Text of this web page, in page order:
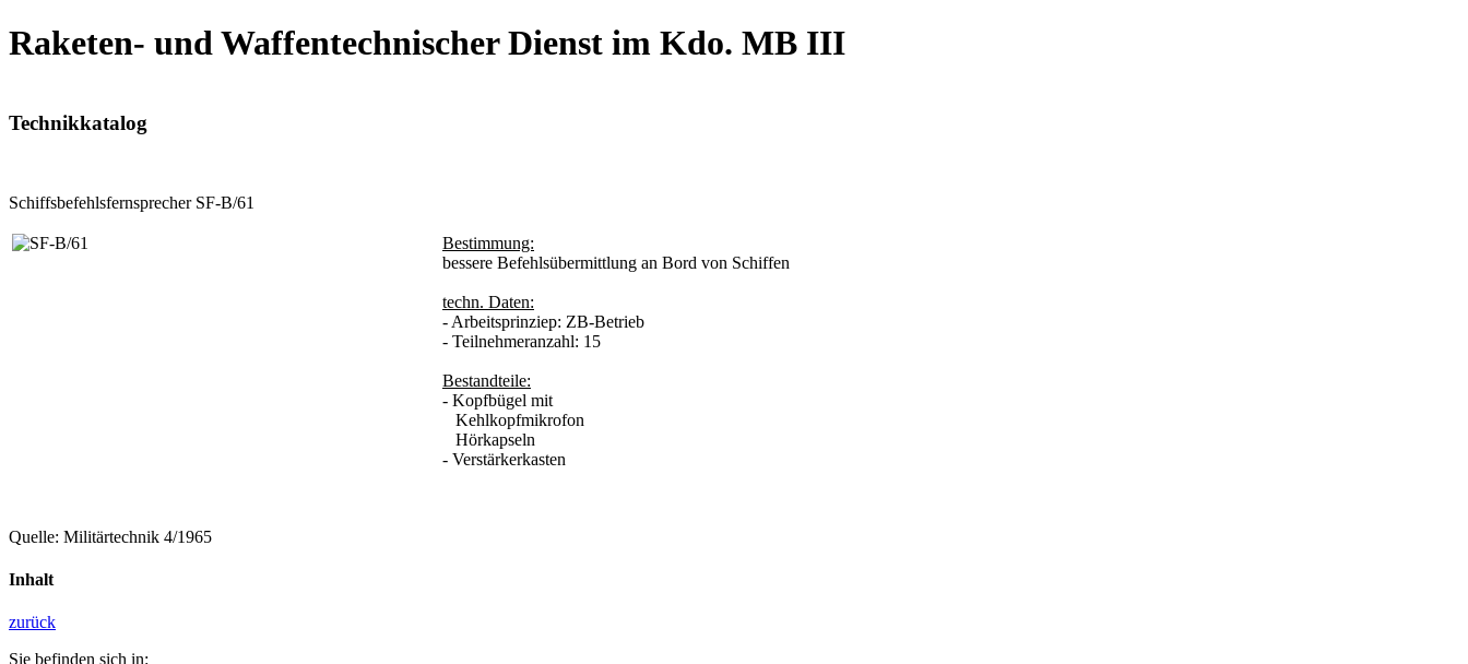
Raketen- und Waffentechnischer Dienst im Kdo. MB III
Technikkatalog
Schiffsbefehlsfernsprecher SF-B/61
Bestimmung:
bessere Befehlsübermittlung an Bord von Schiffen
techn. Daten:
- Arbeitsprinziep: ZB-Betrieb
- Teilnehmeranzahl: 15
Bestandteile:
- Kopfbügel mit
Kehlkopfmikrofon
Hörkapseln
- Verstärkerkasten
Quelle: Militärtechnik 4/1965
Inhalt
zurück
Sie befinden sich in: